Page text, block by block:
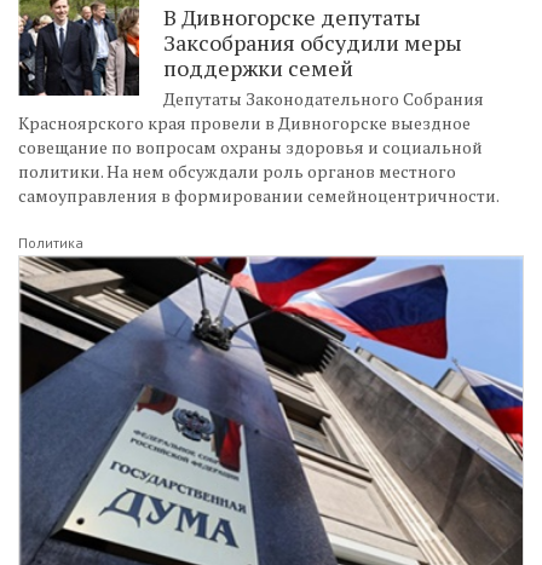
В Дивногорске депутаты
Заксобрания обсудили меры
поддержки семей
Депутаты Законодательного Собрания
Красноярского края провели в Дивногорске выездное
совещание по вопросам охраны здоровья и социальной
политики. На нем обсуждали роль органов местного
самоуправления в формировании семейноцентричности.
Политика